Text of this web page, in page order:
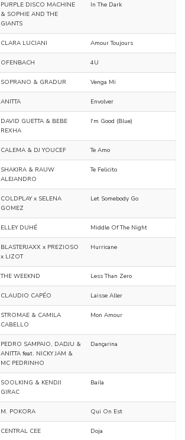
PURPLE DISCO MACHINE
& SOPHIE AND THE
GIANTS
In The Dark
CLARA LUCIANI Amour Toujours
OFENBACH 4U
SOPRANO & GRADUR Venga Mi
ANITTA Envolver
DAVID GUETTA & BEBE
REXHA
I'm Good (Blue)
CALEMA & DJ YOUCEF Te Amo
SHAKIRA & RAUW
ALEJANDRO
Te Felicito
COLDPLAY x SELENA
GOMEZ
Let Somebody Go
ELLEY DUHÉ Middle Of The Night
BLASTERJAXX x PREZIOSO
x LIZOT
Hurricane
THE WEEKND Less Than Zero
CLAUDIO CAPÉO Laisse Aller
STROMAE & CAMILA
CABELLO
Mon Amour
PEDRO SAMPAIO, DADJU &
ANITTA feat. NICKY JAM &
MC PEDRINHO
Dançarina
SOOLKING & KENDJI
GIRAC
Baila
M. POKORA Qui On Est
CENTRAL CEE Doja